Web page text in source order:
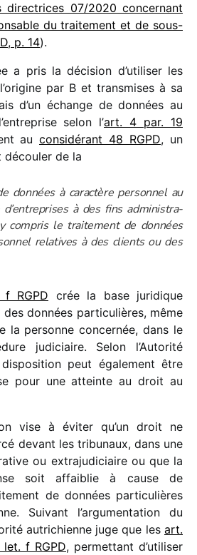
direc­trices 07/​2020 concer­nant
du trai­te­ment et de sous-
p. 14).
a pris la déci­sion d’utiliser les
par B et trans­mises à sa
d’un échange de données au
selon l’art. 4 par. 19
au consi­dé­rant 48 RGPD, un
de la
données à carac­tère person­nel au
à des fins admi­nis­tra­
compris le trai­te­ment de données
rela­tives à des clients ou des
RGPD crée la base juri­dique
des données parti­cu­lières, même
la personne concer­née, dans le
judi­ciaire. Selon l’Autorité
peut égale­ment être
pour une atteinte au droit au
vise à éviter qu’un droit ne
devant les tribu­naux, dans une
ou extra­ju­di­ciaire ou que la
soit affai­blie à cause de
de données parti­cu­lières
Suivant l’argumentation du
autri­chienne juge que les art.
f RGPD, permet­tant d’utiliser